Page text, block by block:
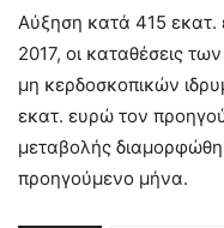
Αύξηση κατά 415 εκατ.
2017, οι καταθέσεις
μη κερδοσκοπικών
εκατ. ευρώ τον
μεταβολής
προηγούμενο μήνα.